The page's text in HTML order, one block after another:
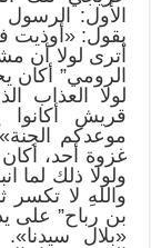
الأول:
يقول: «أوذيت
أترى لولا أن
الرومي” أكان
لولا العذاب
قريش
موعدكم
غزوة أحد،
ولولا ذلك لما
واللهِ لا تكسر
بن رباح” على
«بلال